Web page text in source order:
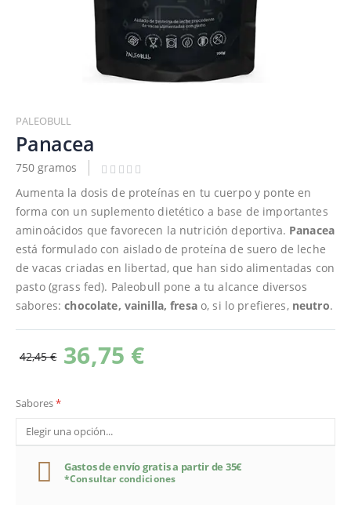
al
comienzo
de
la
galería
imágenes
PALEOBULL
Panacea
750 gramos
Aumenta la dosis de proteínas en tu cuerpo y ponte en
forma con un suplemento dietético a base de importantes
aminoácidos que favorecen la nutrición deportiva. Panacea
está formulado con aislado de proteína de suero de leche
de vacas criadas en libertad, que han sido alimentadas con
pasto (grass fed). Paleobull pone a tu alcance diversos
sabores:chocolate, vainilla, fresao, si lo prefieres, neutro.
36,75 €
42,45 €
Sabores
Gastos de envío gratis a partir de 35€
*Consultar condiciones